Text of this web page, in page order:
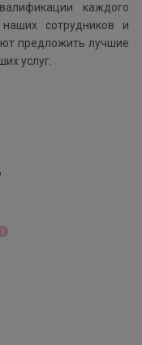
каждого
сотрудников и
предложить лучшие
услуг.
i